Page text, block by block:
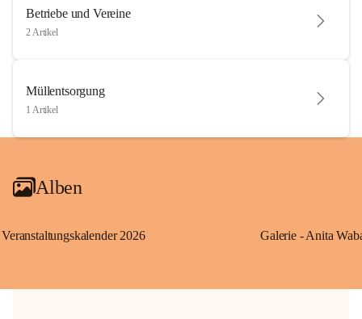
Betriebe und Vereine
2 Artikel
Müllentsorgung
1 Artikel
Alben
Veranstaltungskalender 2026 Galerie - Anita